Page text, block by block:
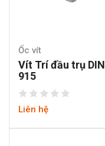
Ốc vít
Vít Trí đầu trụ DIN
915
Liên hệ